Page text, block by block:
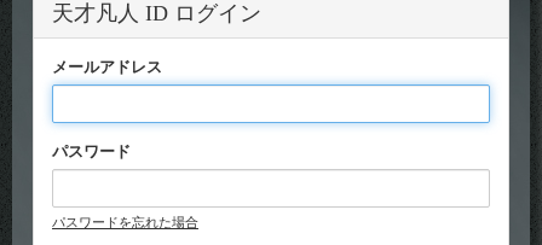
天才凡人 ID ログイン
メールアドレス
パスワード
パスワードを忘れた場合